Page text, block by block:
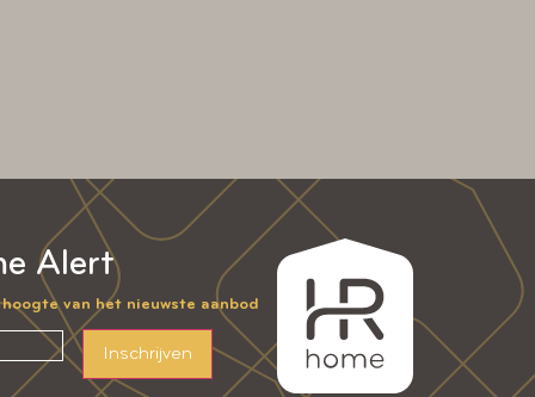
Alert
van het nieuwste aanbod
Inschrijven